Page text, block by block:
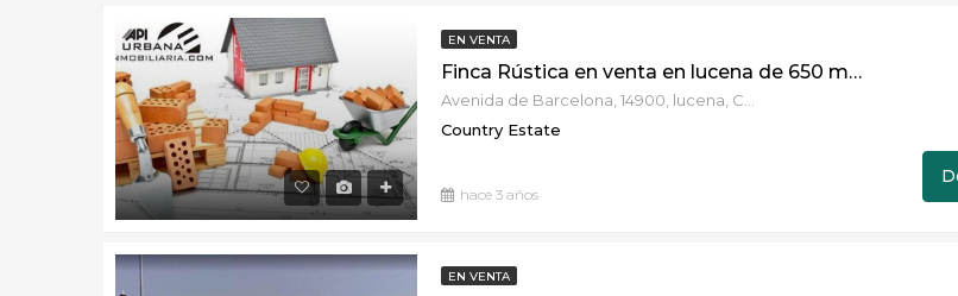
EN VENTA
Finca Rústica en venta en lucena de 650 m2 REF:4754
Country Estate
hace 3 años
EN VENTA